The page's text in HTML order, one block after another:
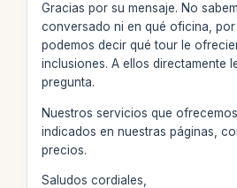
Gracias por su mensaje. No
conversado ni en qué oficina,
podemos decir qué tour le
inclusiones. A ellos directamente
pregunta.
Nuestros servicios que
indicados en nuestras páginas,
precios.
Saludos cordiales,